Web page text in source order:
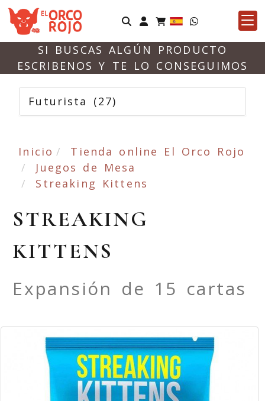
Identifícate
SI BUSCAS ALGÚN PRODUCTO
ESCRIBENOS Y TE LO CONSEGUIMOS
Futurista (27)
Inicio
Tienda online El Orco Rojo
Juegos de Mesa
Streaking Kittens
STREAKING
KITTENS
Expansión de 15 cartas